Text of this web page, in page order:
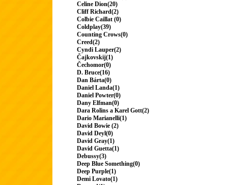
Celine Dion(20)
Cliff Richard(2)
Colbie Caillat (0)
Coldplay(39)
Counting Crows(0)
Creed(2)
Cyndi Lauper(2)
Čajkovskij(1)
Čechomor(0)
D. Bruce(16)
Dan Bárta(0)
Daniel Landa(1)
Daniel Powter(0)
Dany Elfman(0)
Dara Rolins a Karel Gott(2)
Dario Marianelli(1)
David Bowie (2)
David Deyl(0)
David Gray(1)
David Guetta(1)
Debussy(3)
Deep Blue Something(0)
Deep Purple(1)
Demi Lovato(1)